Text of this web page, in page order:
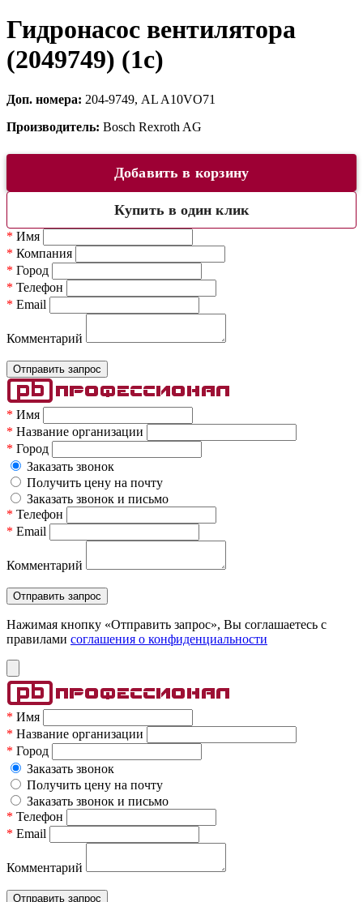
Гидронасос вентилятора
(2049749) (1c)
Доп. номера: 204-9749, AL A10VO71
Производитель: Bosch Rexroth AG
Добавить в корзину
Купить в один клик
* Имя
* Компания
* Город
* Телефон
* Email
Комментарий
* Имя
* Название организации
* Город
Заказать звонок
Получить цену на почту
Заказать звонок и письмо
* Телефон
* Email
Комментарий
Нажимая кнопку «Отправить запрос», Вы соглашаетесь c
правилами соглашения о конфиденциальности
* Имя
* Название организации
* Город
Заказать звонок
Получить цену на почту
Заказать звонок и письмо
* Телефон
* Email
Комментарий